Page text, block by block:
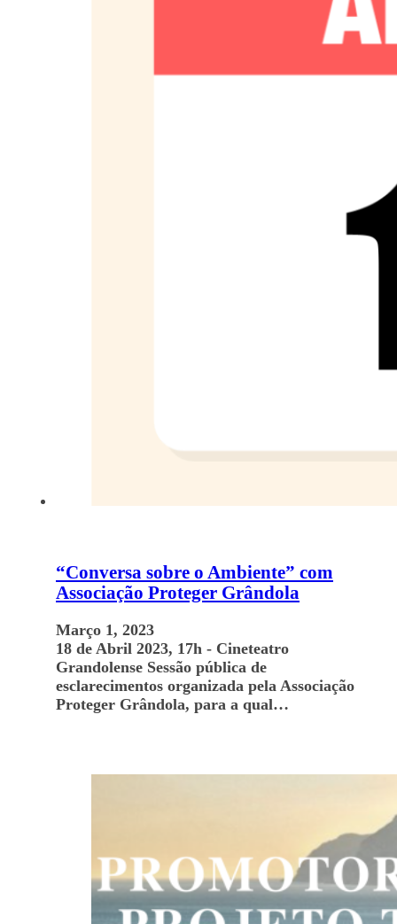
“Conversa sobre o Ambiente” com
Associação Proteger Grândola
Março 1, 2023
18 de Abril 2023, 17h - Cineteatro
Grandolense Sessão pública de
esclarecimentos organizada pela Associação
Proteger Grândola, para a qual…